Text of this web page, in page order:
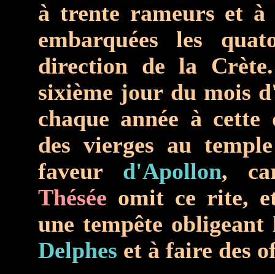
à trente rameurs et à
embarquées les
direction de la
sixième jour du mois
chaque année à cette
des vierges au
faveur d'Apollon,
Thésée omit ce rite,
une tempête
Delphes et à faire des